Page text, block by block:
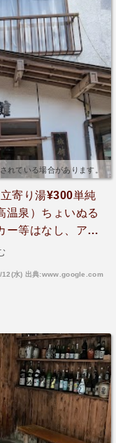
れている場合があります。
寄り湯¥300単純
温泉）ちょいぬる
ー等はなし、アメ
気も好きで湯加減
水) 出典:www.google.com